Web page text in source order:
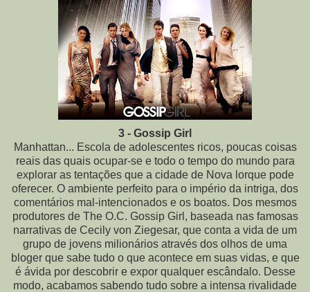
3 - Gossip Girl
Manhattan... Escola de adolescentes ricos, poucas coisas
reais das quais ocupar-se e todo o tempo do mundo para
explorar as tentações que a cidade de Nova lorque pode
oferecer. O ambiente perfeito para o império da intriga, dos
comentários mal-intencionados e os boatos. Dos mesmos
produtores de The O.C. Gossip Girl, baseada nas famosas
narrativas de Cecily von Ziegesar, que conta a vida de um
grupo de jovens milionários através dos olhos de uma
bloger que sabe tudo o que acontece em suas vidas, e que
é ávida por descobrir e expor qualquer escândalo. Desse
modo, acabamos sabendo tudo sobre a intensa rivalidade